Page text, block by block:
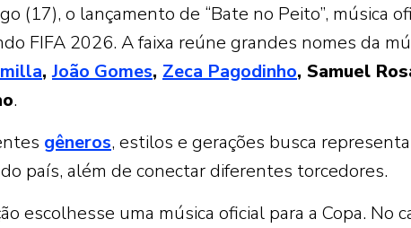
(17), o lançamento de “Bate no Peito”, música
FIFA 2026. A faixa reúne grandes nomes da
,João Gomes, Zeca Pagodinho, Samuel
.
gêneros, estilos e gerações busca
país, além de conectar diferentes torcedores.
escolhesse uma música oficial para a Copa. No